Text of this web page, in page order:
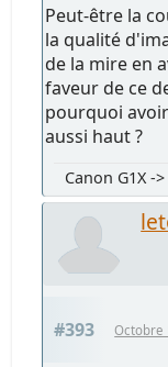
Peut-être la
la qualité
de la mire en
faveur de ce
pourquoi
aussi haut ?
Canon G1X -
#393 Octobre